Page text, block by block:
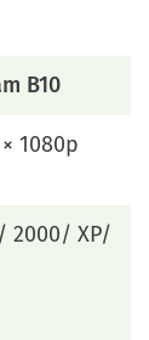
B10
1080p
2000/ XP/